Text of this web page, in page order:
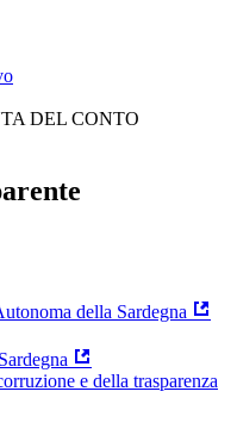
DEL CONTO
della Sardegna
e della trasparenza